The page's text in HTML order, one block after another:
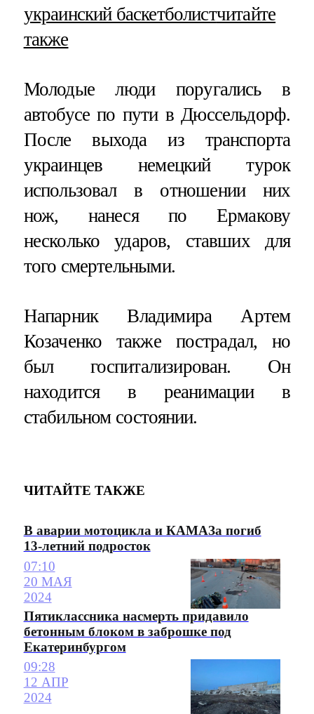
украинский баскетболистчитайте
также
Молодые люди поругались в
автобусе по пути в Дюссельдорф.
После выхода из транспорта
украинцев немецкий турок
использовал в отношении них
нож, нанеся по Ермакову
несколько ударов, ставших для
того смертельными.
Напарник Владимира Артем
Козаченко также пострадал, но
был госпитализирован. Он
находится в реанимации в
стабильном состоянии.
ЧИТАЙТЕ ТАКЖЕ
В аварии мотоцикла и КАМАЗа погиб
13-летний подросток
07:10
20 МАЯ
2024
Пятиклассника насмерть придавило
бетонным блоком в заброшке под
Екатеринбургом
09:28
12 АПР
2024